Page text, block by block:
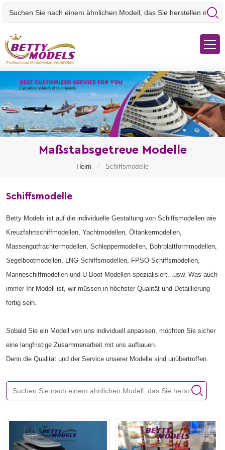
Maßstabsgetreue Modelle
Heim / Schiffsmodelle
Schiffsmodelle
Betty Models ist auf die individuelle Gestaltung von Schiffsmodellen wie
Kreuzfahrtschiffmodellen, Yachtmodellen, Öltankermodellen,
Massengutfrachtermodellen, Schleppermodellen, Bohrplattformmodellen,
Segelbootmodellen, LNG-Schiffsmodellen, FPSO-Schiffsmodellen,
Marineschiffmodellen und U-Boot-Modellen spezialisiert. .usw. Was auch
immer Ihr Modell ist, wir müssen in höchster Qualität und Detaillierung
fertig sein.
Sobald Sie ein Modell von uns individuell anpassen, möchten Sie sicher
eine langfristige Zusammenarbeit mit uns aufbauen.
Denn die Qualität und der Service unserer Modelle sind unübertroffen.